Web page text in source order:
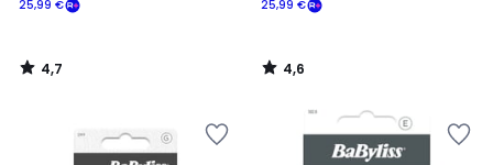
25,99 €
4,7
/
25,99 €
4,6
/